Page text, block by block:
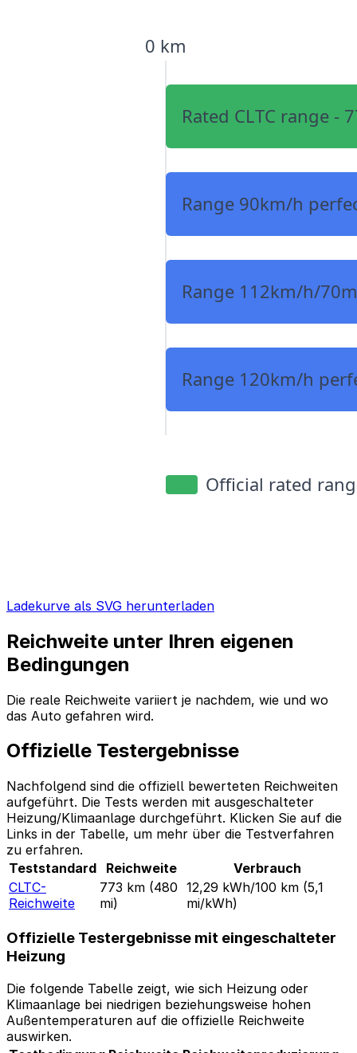
Ladekurve als SVG herunterladen
Reichweite unter Ihren eigenen
Bedingungen
Die reale Reichweite variiert je nachdem, wie und wo
das Auto gefahren wird.
Offizielle Testergebnisse
Nachfolgend sind die offiziell bewerteten Reichweiten
aufgeführt. Die Tests werden mit ausgeschalteter
Heizung/Klimaanlage durchgeführt. Klicken Sie auf die
Links in der Tabelle, um mehr über die Testverfahren
zu erfahren.
Teststandard
Reichweite
Verbrauch
CLTC-
Reichweite
773 km (480
mi)
12,29 kWh/100 km (5,1
mi/kWh)
Offizielle Testergebnisse mit eingeschalteter
Heizung
Die folgende Tabelle zeigt, wie sich Heizung oder
Klimaanlage bei niedrigen beziehungsweise hohen
Außentemperaturen auf die offizielle Reichweite
auswirken.